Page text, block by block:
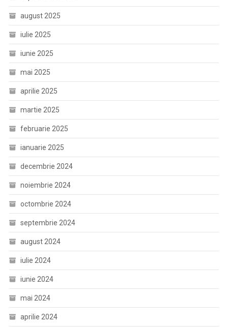
august 2025
iulie 2025
iunie 2025
mai 2025
aprilie 2025
martie 2025
februarie 2025
ianuarie 2025
decembrie 2024
noiembrie 2024
octombrie 2024
septembrie 2024
august 2024
iulie 2024
iunie 2024
mai 2024
aprilie 2024